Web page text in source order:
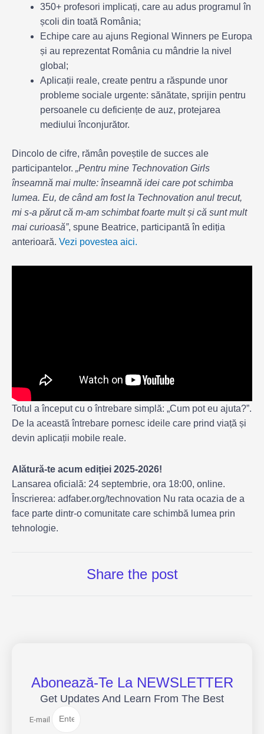
350+ profesori implicați, care au adus programul în
școli din toată România;
Echipe care au ajuns Regional Winners pe Europa
și au reprezentat România cu mândrie la nivel
global;
Aplicații reale, create pentru a răspunde unor
probleme sociale urgente: sănătate, sprijin pentru
persoanele cu deficiențe de auz, protejarea
mediului înconjurător.
Dincolo de cifre, rămân poveștile de succes ale
participantelor. „Pentru mine Technovation Girls
înseamnă mai multe: înseamnă idei care pot schimba
lumea. Eu, de când am fost la Technovation anul trecut,
mi s-a părut că m-am schimbat foarte mult și că sunt mult
mai curioasă”, spune Beatrice, participantă în ediția
anterioară. Vezi povestea aici.
Totul a început cu o întrebare simplă: „Cum pot eu ajuta?”.
De la această întrebare pornesc ideile care prind viață și
devin aplicații mobile reale.
Alătură-te acum ediției 2025-2026!
Lansarea oficială: 24 septembrie, ora 18:00, online.
Înscrierea: adfaber.org/technovation Nu rata ocazia de a
face parte dintr-o comunitate care schimbă lumea prin
tehnologie.
Share the post
Abonează-Te La NEWSLETTER
Get Updates And Learn From The Best
E-mail